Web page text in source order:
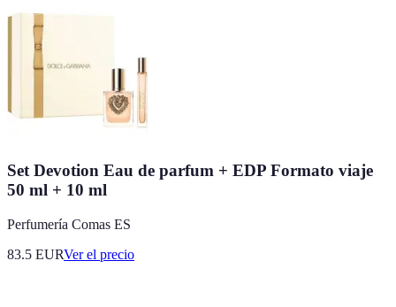
Set Devotion Eau de parfum + EDP Formato viaje
50 ml + 10 ml
Perfumería Comas ES
83.5 EURVer el precio